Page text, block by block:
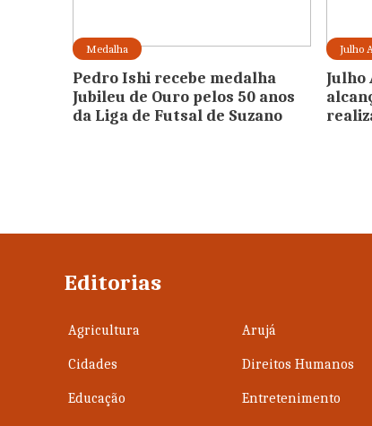
Medalha
Pedro Ishi recebe medalha
Jubileu de Ouro pelos 50 anos
da Liga de Futsal de Suzano
Julho
Julho
Editorias
Agricultura Arujá
Cidades Direitos Humanos
Educação Entretenimento